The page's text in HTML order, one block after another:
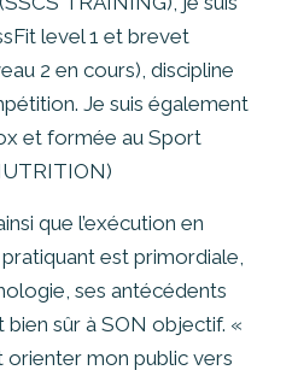
level 1 et brevet
2 en cours), discipline
Je suis également
et formée au Sport
que l’exécution en
est primordiale,
ses antécédents
sûr à SON objectif. «
orienter mon public vers